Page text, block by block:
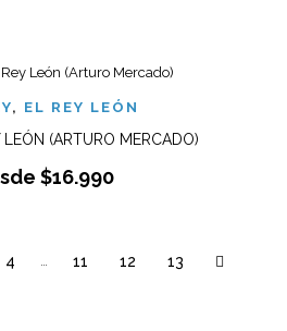
, EL REY LEÓN
LEÓN (ARTURO MERCADO)
$16.990
4 11 12 13